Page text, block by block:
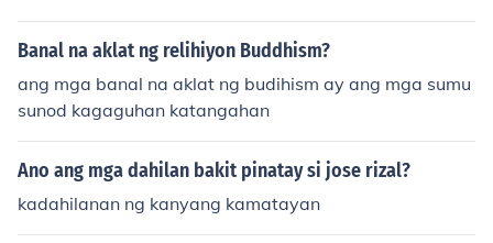
Banal na aklat ng relihiyon Buddhism?
ang mga banal na aklat ng budihism ay ang mga sumu
sunod kagaguhan katangahan
Ano ang mga dahilan bakit pinatay si jose rizal?
kadahilanan ng kanyang kamatayan